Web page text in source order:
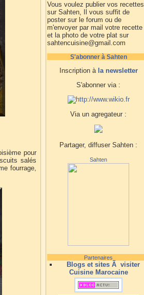
pour
salés
fourrage,
Vous voulez publier vos recettes
sur Sahten, Il vous suffit de
poster sur le forum ou de
m'envoyer par mail votre recette
et la photo de votre plat sur
sahtencuisine@gmail.com
S'abonner à Sahten
Inscription à la newsletter
S'abonner via :
Via un agregateur :
Partager, diffuser Sahten :
Sahten
Partenaires
Blogs et sites Ã visiter
Cuisine Marocaine